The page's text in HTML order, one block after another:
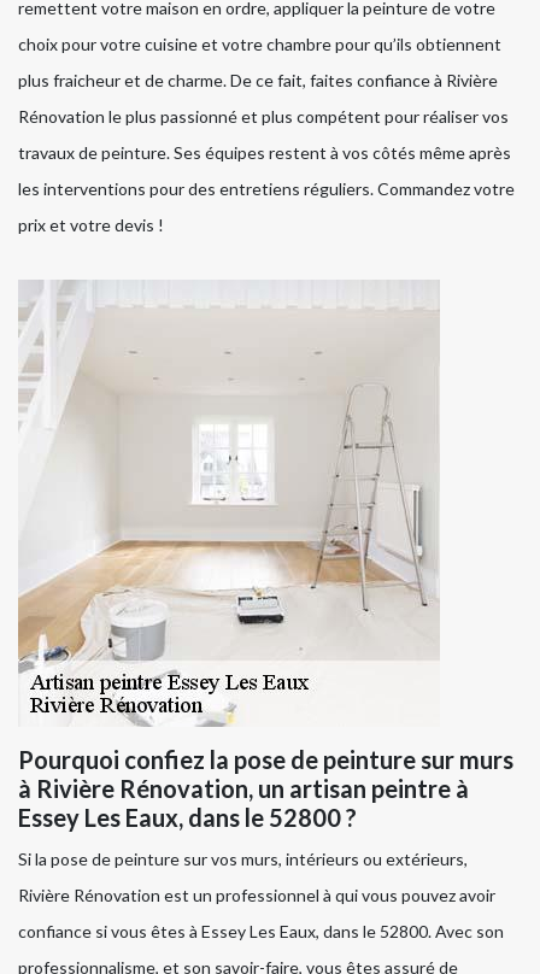
remettent votre maison en ordre, appliquer la peinture de votre
choix pour votre cuisine et votre chambre pour qu’ils obtiennent
plus fraicheur et de charme. De ce fait, faites confiance à Rivière
Rénovation le plus passionné et plus compétent pour réaliser vos
travaux de peinture. Ses équipes restent à vos côtés même après
les interventions pour des entretiens réguliers. Commandez votre
prix et votre devis !
Pourquoi confiez la pose de peinture sur murs
à Rivière Rénovation, un artisan peintre à
Essey Les Eaux, dans le 52800 ?
Si la pose de peinture sur vos murs, intérieurs ou extérieurs,
Rivière Rénovation est un professionnel à qui vous pouvez avoir
confiance si vous êtes à Essey Les Eaux, dans le 52800. Avec son
professionnalisme, et son savoir-faire, vous êtes assuré de